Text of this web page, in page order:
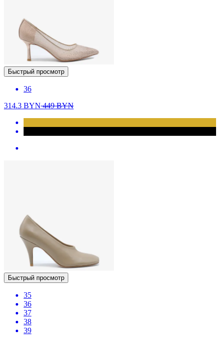
Быстрый просмотр
36
314.3 BYN449BYN
Быстрый просмотр
35
36
37
38
39